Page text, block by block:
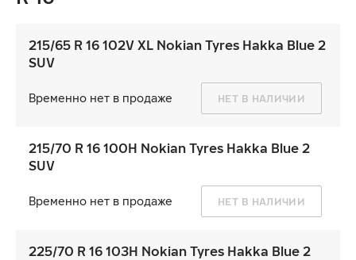
215/65 R 16 102V XL Nokian Tyres Hakka Blue 2
SUV
Временно нет в продаже НЕТ В НАЛИЧИИ
215/70 R 16 100H Nokian Tyres Hakka Blue 2
SUV
Временно нет в продаже НЕТ В НАЛИЧИИ
225/70 R 16 103H Nokian Tyres Hakka Blue 2